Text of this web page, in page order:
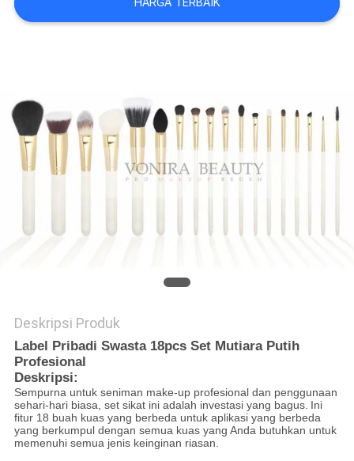
HARGA TERBAIK
Deskripsi Produk
Label Pribadi Swasta 18pcs Set Mutiara Putih
Profesional
Deskripsi:
Sempurna untuk seniman make-up profesional dan penggunaan
sehari-hari biasa, set sikat ini adalah investasi yang bagus. Ini
fitur 18 buah kuas yang berbeda untuk aplikasi yang berbeda
yang berkumpul dengan semua kuas yang Anda butuhkan untuk
memenuhi semua jenis keinginan riasan.